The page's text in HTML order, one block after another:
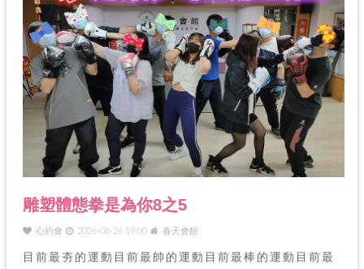
雕塑體態拳是為你8之5
心約會 2026-08-26 19:00 春天會館
目前最夯的運動目前最帥的運動目前最棒的運動目前最